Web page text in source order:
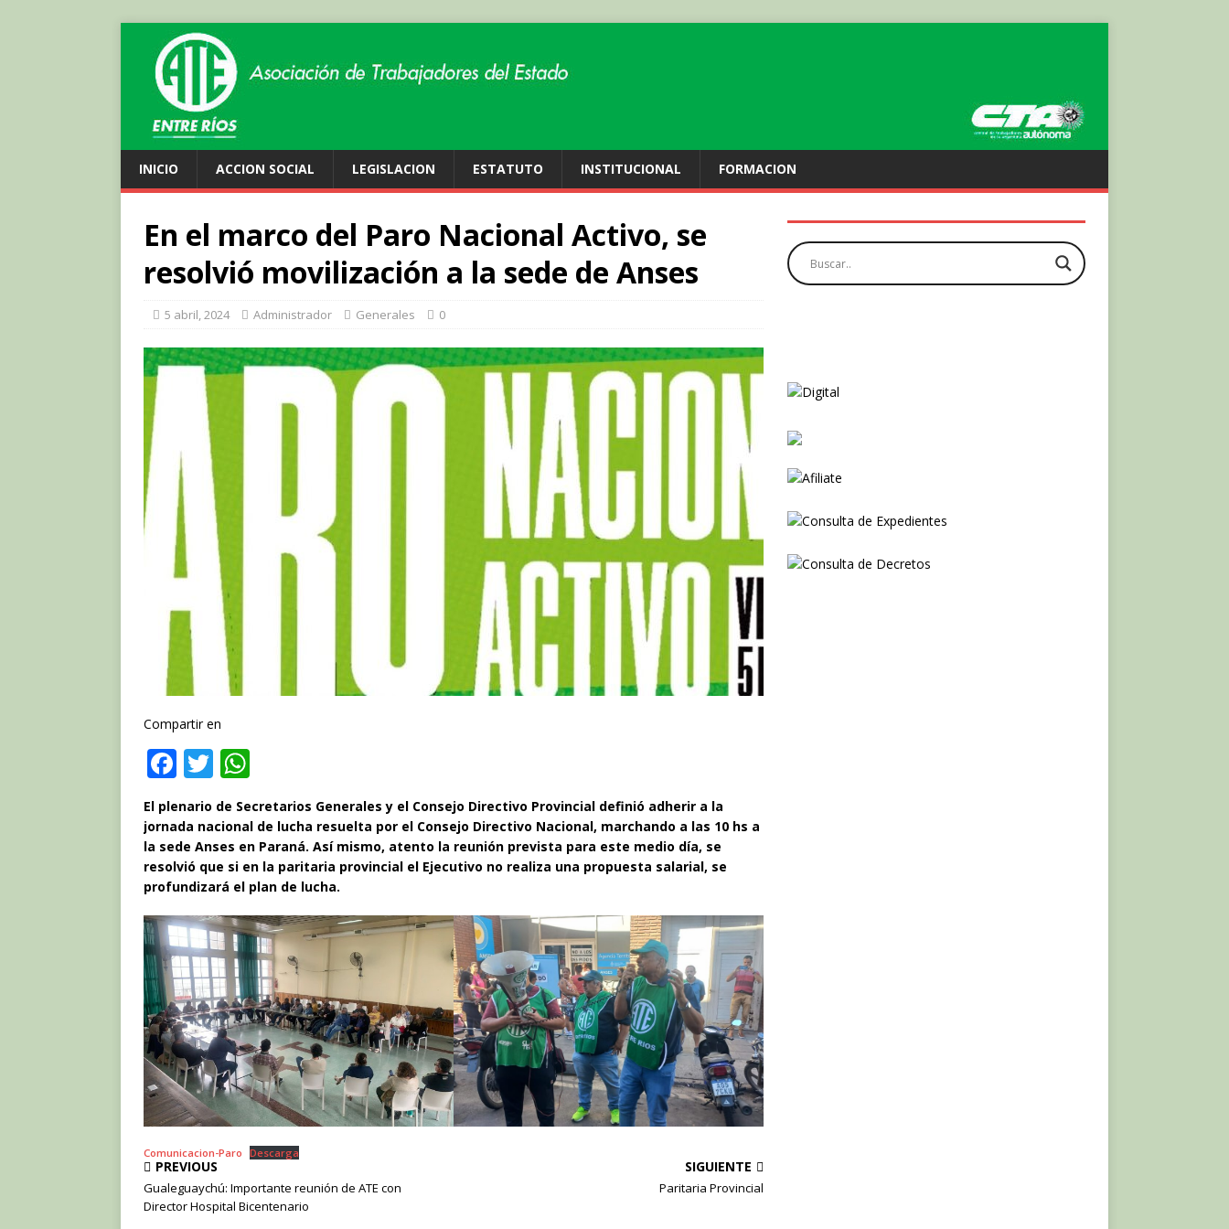
INICIO ACCION SOCIAL LEGISLACION ESTATUTO INSTITUCIONAL FORMACION
En el marco del Paro Nacional Activo, se
resolvió movilización a la sede de Anses
5 abril, 2024 Administrador Generales 0
Compartir en
F
c
e
b
o
o
k
T
w
it
te
r
at
s
A
p
p
El plenario de Secretarios Generales y el Consejo Directivo Provincial definió adherir a la
jornada nacional de lucha resuelta por el Consejo Directivo Nacional, marchando a las 10 hs a
la sede Anses en Paraná. Así mismo, atento la reunión prevista para este medio día, se
resolvió que si en la paritaria provincial el Ejecutivo no realiza una propuesta salarial, se
profundizará el plan de lucha.
Comunicacion-Paro Descarga
PREVIOUS
Gualeguaychú: Importante reunión de ATE con
Director Hospital Bicentenario
SIGUIENTE
Paritaria Provincial